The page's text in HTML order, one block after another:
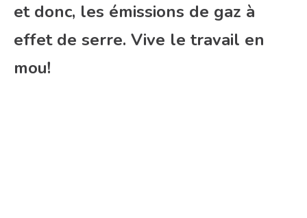
et donc, les émissions de gaz à
effet de serre. Vive le travail en
mou!